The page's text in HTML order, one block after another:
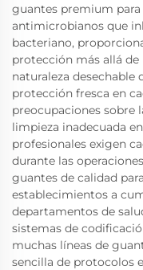
guantes premium
antimicrobianos que
bacteriano,
protección más allá de
naturaleza desechable
protección fresca en
preocupaciones sobre
limpieza inadecuada
profesionales exigen
durante las
guantes de calidad
establecimientos a
departamentos de
sistemas de
muchas líneas de
sencilla de protocolos